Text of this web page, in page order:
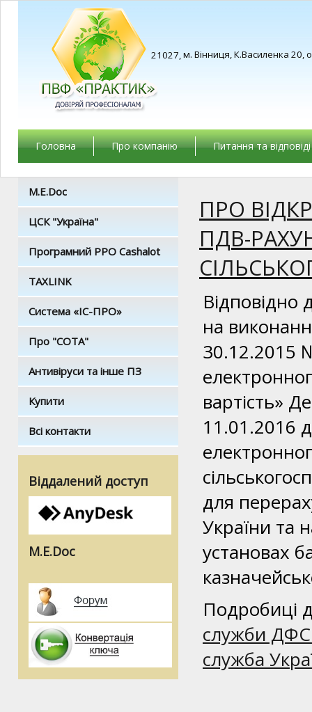
21027,м. Вінниця, К.Василенка 20,
Головна Про компанію Питання та відповіді
M.E.Doc
ЦСК "Україна"
Програмний РРО Cashalot
TAXLINK
Система «ІС-ПРО»
Про "СОТА"
Антивіруси та інше ПЗ
Купити
Всі контакти
Віддалений доступ
M.E.Doc
ПРО
ПДВ-
Відповідно
на
30.12.2015
вартість»
11.01.2016
для
України та
установах
Подробиці
служби ДФС
служба